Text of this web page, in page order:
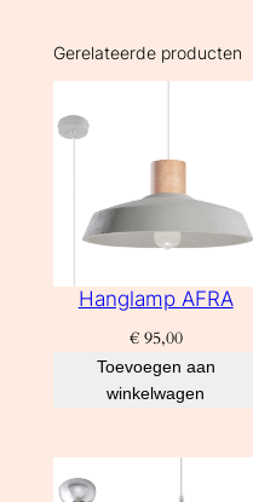
0
K
0
Gerelateerde producten
Hanglamp AFRA
€95,00
Toevoegen aan
winkelwagen